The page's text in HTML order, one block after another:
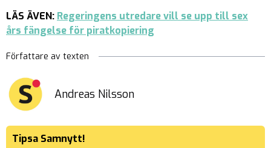
LÄS ÄVEN: Regeringens utredare vill se upp till sex
års fängelse för piratkopiering
Författare av texten
Andreas Nilsson
Tipsa Samnytt!